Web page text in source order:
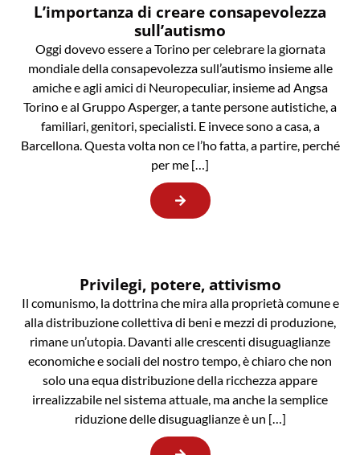
L’importanza di creare consapevolezza
sull’autismo
Oggi dovevo essere a Torino per celebrare la giornata
mondiale della consapevolezza sull’autismo insieme alle
amiche e agli amici di Neuropeculiar, insieme ad Angsa
Torino e al Gruppo Asperger, a tante persone autistiche, a
familiari, genitori, specialisti. E invece sono a casa, a
Barcellona. Questa volta non ce l’ho fatta, a partire, perché
per me […]
Privilegi, potere, attivismo
Il comunismo, la dottrina che mira alla proprietà comune e
alla distribuzione collettiva di beni e mezzi di produzione,
rimane un’utopia. Davanti alle crescenti disuguaglianze
economiche e sociali del nostro tempo, è chiaro che non
solo una equa distribuzione della ricchezza appare
irrealizzabile nel sistema attuale, ma anche la semplice
riduzione delle disuguaglianze è un […]